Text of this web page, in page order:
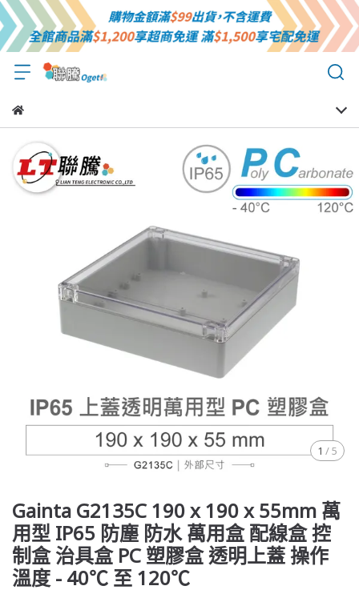
1 /5
Gainta G2135C 190 x 190 x 55mm 萬
用型 IP65 防塵 防水 萬用盒 配線盒 控
制盒 治具盒 PC 塑膠盒 透明上蓋 操作
溫度 - 40℃ 至 120℃